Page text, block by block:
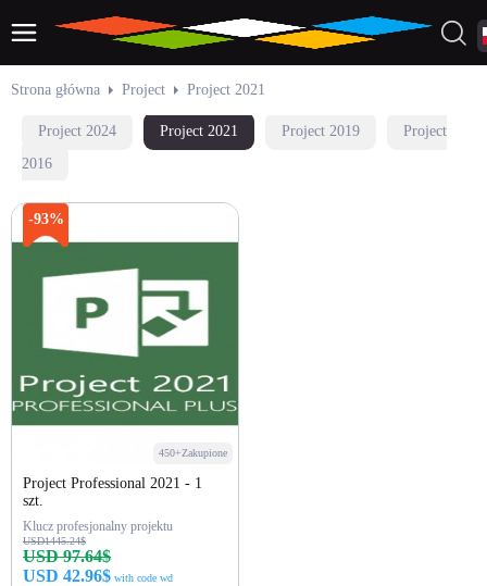
Strona główna Project Project 2021
Project 2024 Project 2021 Project 2019
Project
2016
-93%
450+Zakupione
Project Professional 2021 - 1
szt.
Klucz profesjonalny projektu
USD1445.24$
USD 97.64$
USD 42.96$ with code wd